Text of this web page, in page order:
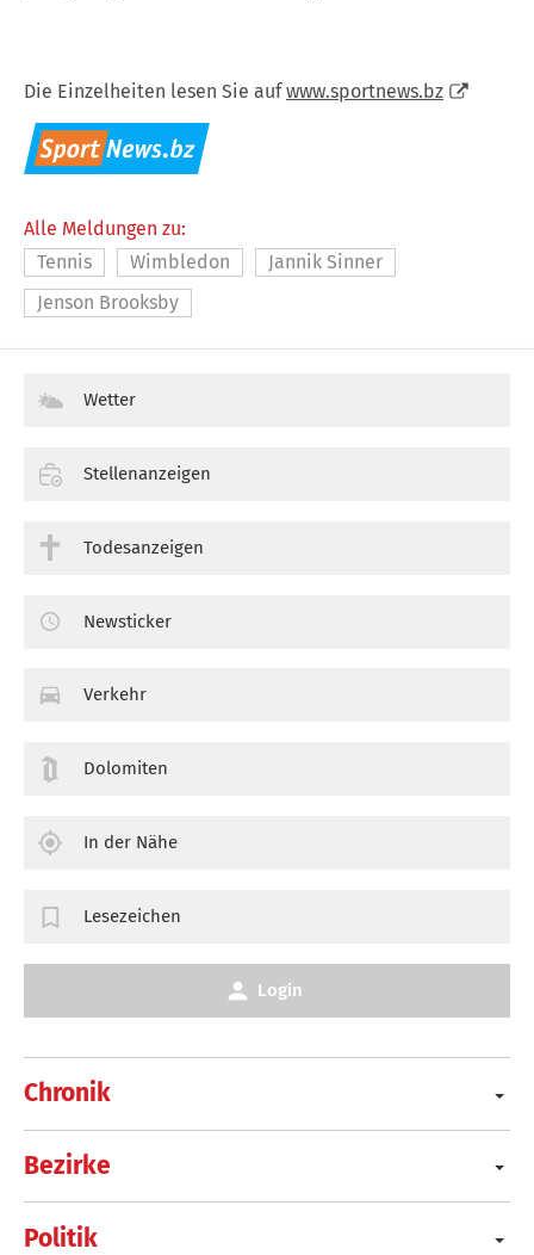
Die Einzelheiten lesen Sie aufwww.sportnews.bz
Alle Meldungen zu:
Tennis
Wimbledon
Jannik Sinner
Jenson Brooksby
Chronik
Bezirke
Politik
Wetter
Stellenanzeigen
Todesanzeigen
Newsticker
Verkehr
Dolomiten
In der Nähe
Lesezeichen
Login